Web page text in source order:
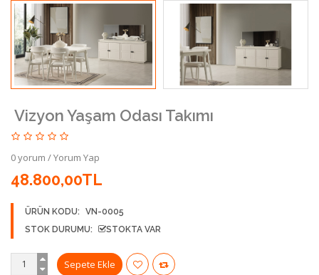
Vizyon Yaşam Odası Takımı
0 yorum /Yorum Yap
48.800,00TL
ÜRÜN KODU:
VN-0005
STOK DURUMU:
STOKTA VAR